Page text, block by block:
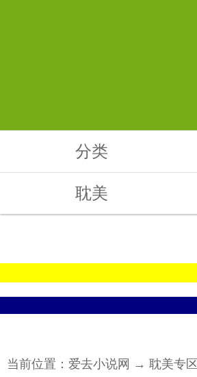
分类
耽美
当前位置： 爱去小说网 → 耽美专区